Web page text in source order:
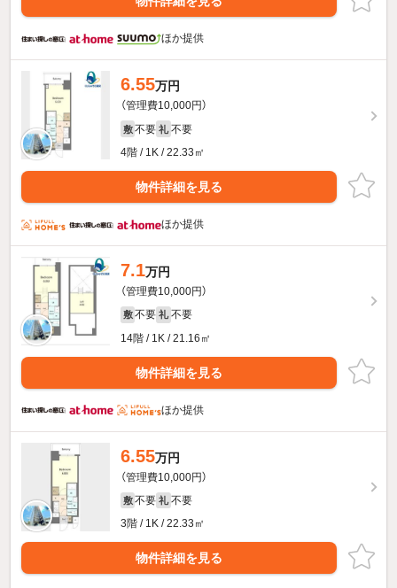
ほか提供
6.55万円
（管理費10,000円）
敷 不要 礼 不要
4階 / 1K / 22.33㎡
物件詳細を見る
ほか提供
7.1万円
（管理費10,000円）
敷 不要 礼 不要
14階 / 1K / 21.16㎡
物件詳細を見る
ほか提供
6.55万円
（管理費10,000円）
敷 不要 礼 不要
3階 / 1K / 22.33㎡
物件詳細を見る